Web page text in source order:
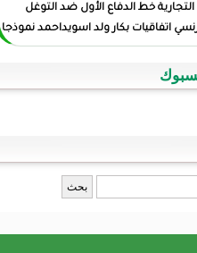
خط الدفاع الأول ضد التوغل
اتفاقيات بكار ولد اسويداحمد نموذجا